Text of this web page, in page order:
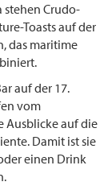
stehen Crudo-
Toasts auf der
das maritime
auf der 17.
vom
Ausblicke auf die
Damit ist sie
einen Drink